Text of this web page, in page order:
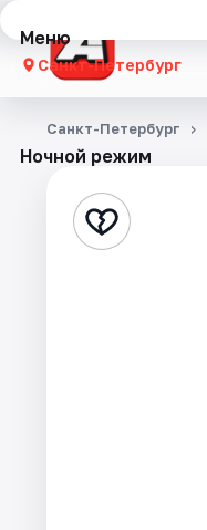
Меню
Санкт-Петербург
Концерты
Стендап
Ночной режим
Санкт-Петербург